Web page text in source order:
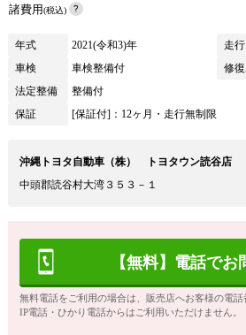
諸費用(税込)
年式 2021(令和3)年 走行
車検
車検整備付 修
法定整備
整備付
保証
[保証付]：12ヶ月・走行無制限
沖縄トヨタ自動車（株） トヨタウン読谷店
中頭郡読谷村大湾３５３－１
【無料】電話でお
無料電話をご利用の場合は、販売店へお客様の電話
IP電話・ひかり電話からはご利用いただけません。